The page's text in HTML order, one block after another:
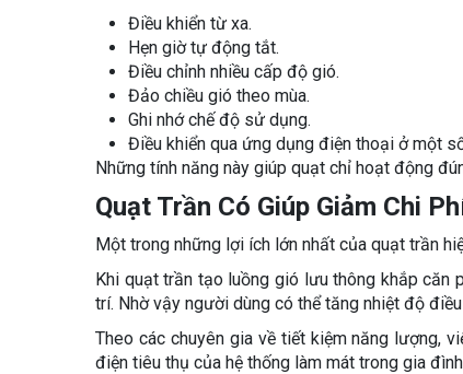
Điều khiển từ xa.
Hẹn giờ tự động tắt.
Điều chỉnh nhiều cấp độ gió.
Đảo chiều gió theo mùa.
Ghi nhớ chế độ sử dụng.
Điều khiển qua ứng dụng điện thoại ở một
Những tính năng này giúp quạt chỉ hoạt động
Quạt Trần Có Giúp Giảm Chi
Một trong những lợi ích lớn nhất của quạt trần
Khi quạt trần tạo luồng gió lưu thông khắp
trí. Nhờ vậy người dùng có thể tăng nhiệt độ
Theo các chuyên gia về tiết kiệm năng lượng,
điện tiêu thụ của hệ thống làm mát trong gia